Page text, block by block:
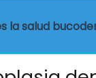
la salud